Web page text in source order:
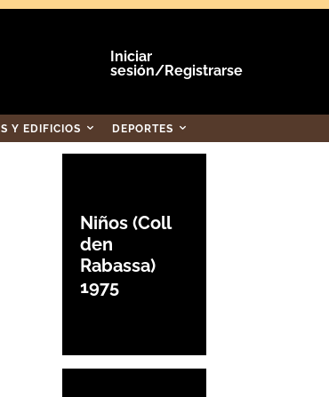
Iniciar
sesión/Registrarse
Y EDIFICIOS DEPORTES
Niños (Coll
den
Rabassa)
1975